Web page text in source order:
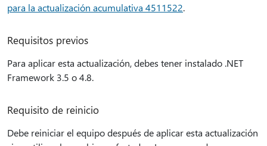
para la actualización acumulativa 4511522.
Requisitos previos
Para aplicar esta actualización, debes tener instalado .NET
Framework 3.5 o 4.8.
Requisito de reinicio
Debe reiniciar el equipo después de aplicar esta actualización